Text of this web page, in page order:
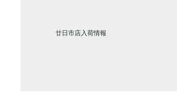
廿日市店入荷情報